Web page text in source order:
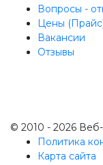
Вопросы -
Цены
Вакансии
Отзывы
© 2010 - 2026
Политика
Карта сайта